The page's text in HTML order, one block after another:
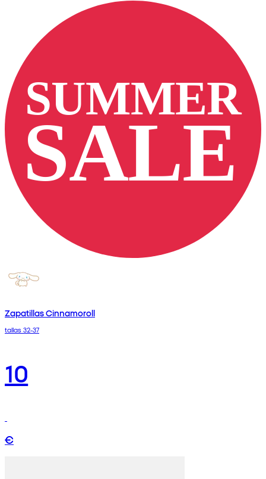
Zapatillas Cinnamoroll
tallas 32-37
10
€